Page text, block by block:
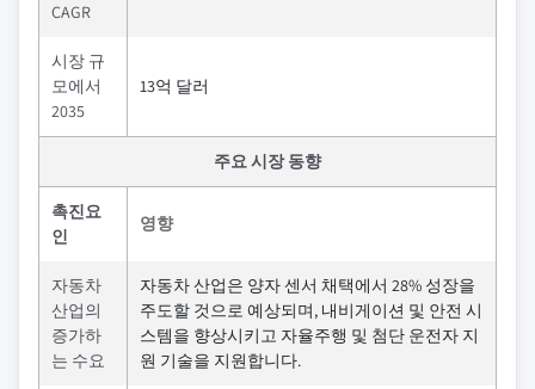
CAGR
시장 규
모에서
2035
13억 달러
주요 시장 동향
촉진요
인
영향
자동차
산업의
증가하
는 수요
자동차 산업은 양자 센서 채택에서 28% 성장을
주도할 것으로 예상되며, 내비게이션 및 안전 시
스템을 향상시키고 자율주행 및 첨단 운전자 지
원 기술을 지원합니다.